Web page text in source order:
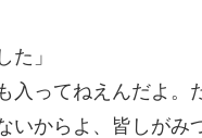
た」
入ってねえんだよ
いからよ、皆しが